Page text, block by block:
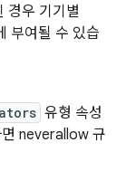
경우 기기별
부여될 수 있습
유형 속성
neverallow 규